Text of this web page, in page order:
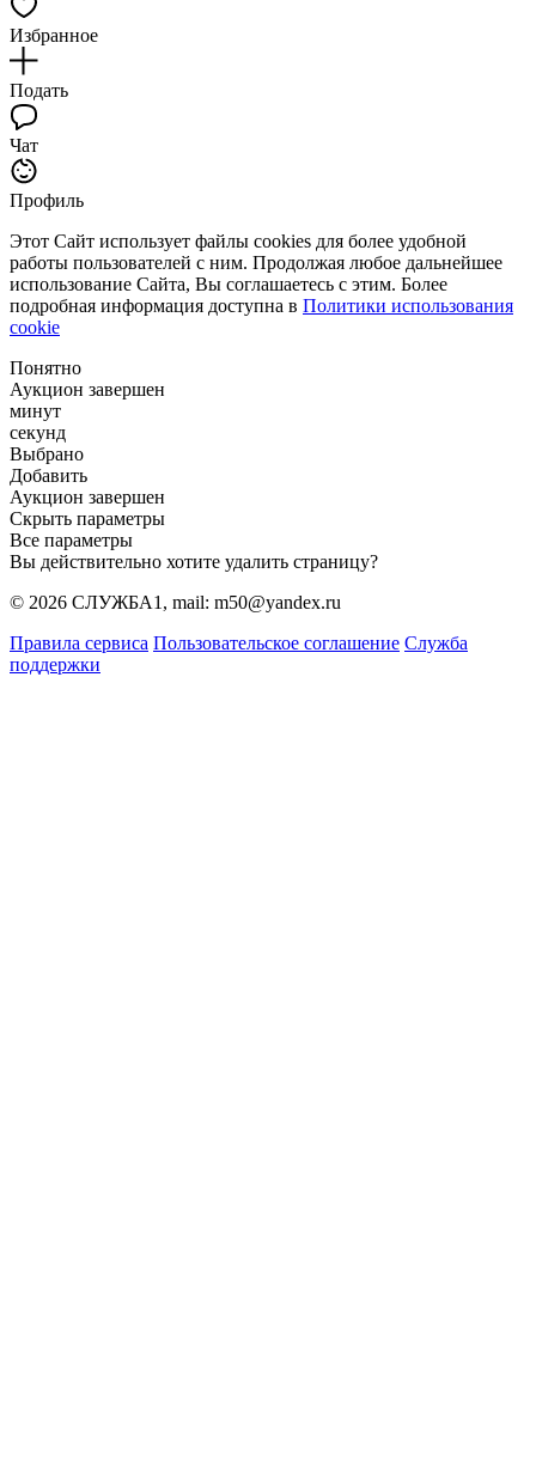
Избранное
Подать
Чат
Профиль
Этот Сайт использует файлы cookies для более удобной
работы пользователей с ним. Продолжая любое дальнейшее
использование Сайта, Вы соглашаетесь с этим. Более
подробная информация доступна в Политики использования
cookie
Понятно
Аукцион завершен
минут
секунд
Выбрано
Добавить
Аукцион завершен
Скрыть параметры
Все параметры
Вы действительно хотите удалить страницу?
© 2026 СЛУЖБА1, mail: m50@yandex.ru
Правила сервиса Пользовательское соглашение Служба
поддержки